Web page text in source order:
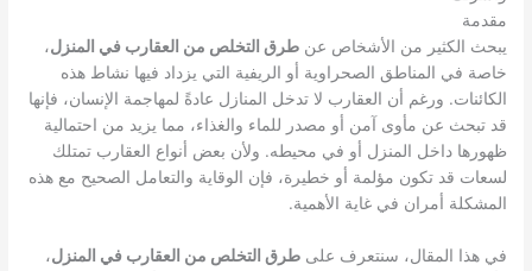
مقدمة
يبحث الكثير من الأشخاص عنطرق التخلص من العقارب في المنزل،
خاصة في المناطق الصحراوية أو الريفية التي يزداد فيها نشاط هذه
الكائنات. ورغم أن العقارب لا تدخل المنازل عادةً لمهاجمة الإنسان، فإنها
قد تبحث عن مأوى آمن أو مصدر للماء والغذاء، مما يزيد من احتمالية
ظهورها داخل المنزل أو في محيطه. ولأن بعض أنواع العقارب تمتلك
لسعات قد تكون مؤلمة أو خطيرة، فإن الوقاية والتعامل الصحيح مع هذه
المشكلة أمران في غاية الأهمية.
في هذا المقال، سنتعرف علىطرق التخلص من العقارب في المنزل،